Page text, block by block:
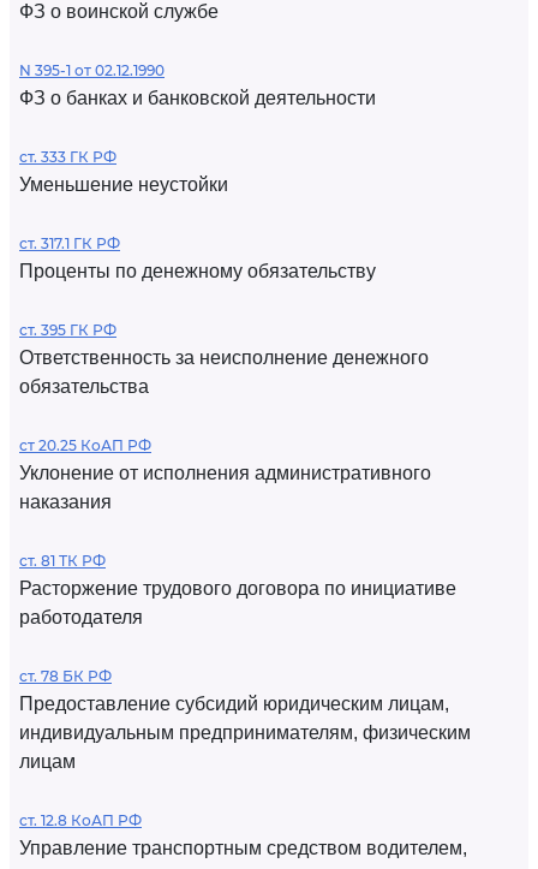
ФЗ о воинской службе
N 395-1 от 02.12.1990
ФЗ о банках и банковской деятельности
ст. 333 ГК РФ
Уменьшение неустойки
ст. 317.1 ГК РФ
Проценты по денежному обязательству
ст. 395 ГК РФ
Ответственность за неисполнение денежного
обязательства
ст 20.25 КоАП РФ
Уклонение от исполнения административного
наказания
ст. 81 ТК РФ
Расторжение трудового договора по инициативе
работодателя
ст. 78 БК РФ
Предоставление субсидий юридическим лицам,
индивидуальным предпринимателям, физическим
лицам
ст. 12.8 КоАП РФ
Управление транспортным средством водителем,